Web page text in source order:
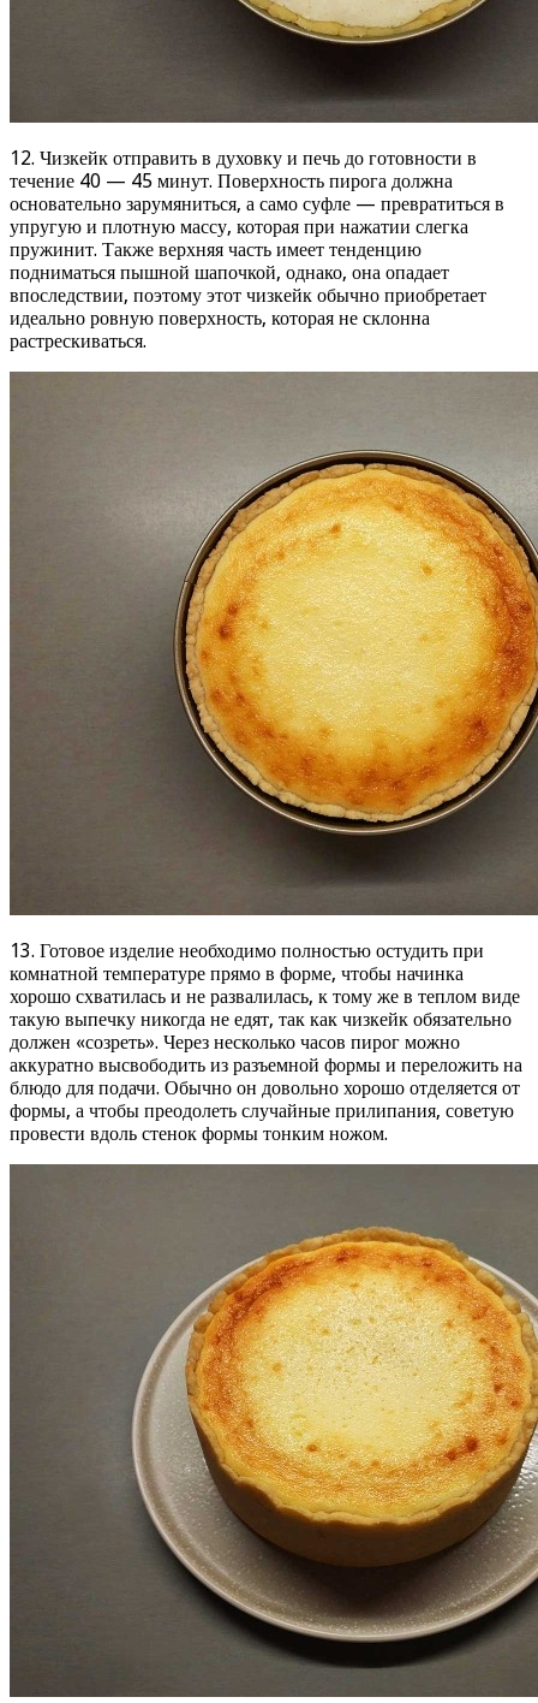
12. Чизкейк отправить в духовку и печь до готовности в
течение 40 — 45 минут. Поверхность пирога должна
основательно зарумяниться, а само суфле — превратиться в
упругую и плотную массу, которая при нажатии слегка
пружинит. Также верхняя часть имеет тенденцию
подниматься пышной шапочкой, однако, она опадает
впоследствии, поэтому этот чизкейк обычно приобретает
идеально ровную поверхность, которая не склонна
растрескиваться.
13. Готовое изделие необходимо полностью остудить при
комнатной температуре прямо в форме, чтобы начинка
хорошо схватилась и не развалилась, к тому же в теплом виде
такую выпечку никогда не едят, так как чизкейк обязательно
должен «созреть». Через несколько часов пирог можно
аккуратно высвободить из разъемной формы и переложить на
блюдо для подачи. Обычно он довольно хорошо отделяется от
формы, а чтобы преодолеть случайные прилипания, советую
провести вдоль стенок формы тонким ножом.